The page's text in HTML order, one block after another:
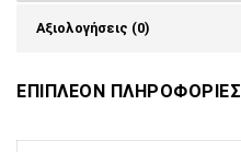
Αξιολογήσεις (0)
ΕΠΙΠΛΕΟΝ ΠΛΗΡΟΦΟΡΙΕΣ